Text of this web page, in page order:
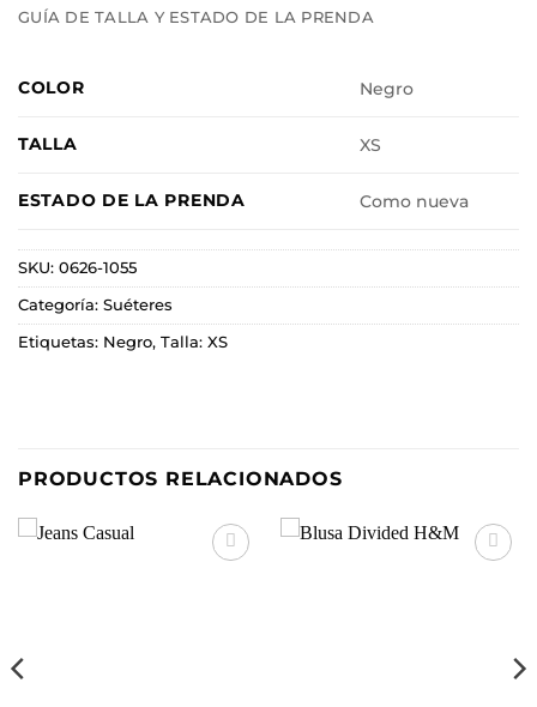
GUÍA DE TALLA Y ESTADO DE LA PRENDA
COLOR Negro
TALLA XS
ESTADO DE LA PRENDA Como nueva
SKU: 0626-1055
Categoría: Suéteres
Etiquetas: Negro, Talla: XS
PRODUCTOS RELACIONADOS